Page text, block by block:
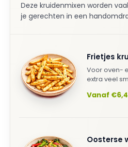
Deze kruidenmixen worden
je gerechten in een
Frietjes
Voor oven-
extra veel
Vanaf
Oosterse